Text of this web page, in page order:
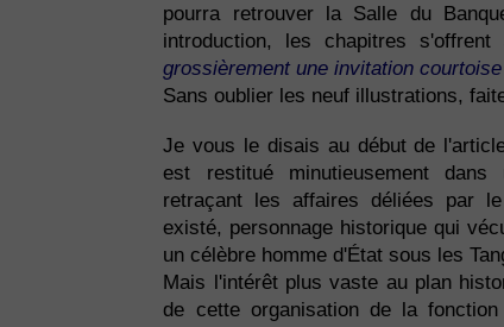
pourra retrouver la Salle du
introduction, les chapitres
grossièrement une invitation
Sans oublier les neuf illustrations,
Je vous le disais au début de
est restitué minutieusement
retraçant les affaires déliées par
existé, personnage historique qui
un célèbre homme d'État sous les
Mais l'intérêt plus vaste au plan
de cette organisation de la